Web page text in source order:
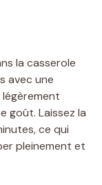
la casserole
avec une
goût. Laissez la
ce qui
pleinement et